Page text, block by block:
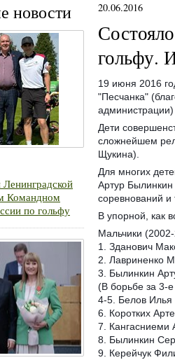
новости
Командном
по гольфу
20.06.2016
гольфу.
19 июня 2016
"Песчанка"
администрации)
Дети
сложнейшем
Щукина).
Для многих
Артур Былинкин
соревнований
В упорной, как
Мальчики
1. Зданович
2. Лавриненко
3. Былинкин
(В борьбе за 3-
4-5. Белов Илья
6. Коротких
7. Кангасниеми
8. Былинкин
9. Керейчук